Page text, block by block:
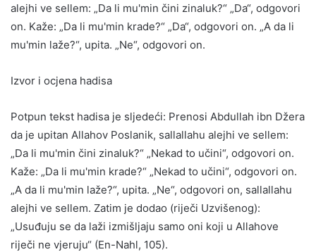
alejhi ve sellem: „Da li mu'min čini zinaluk?“ „Da“, odgovori
on. Kaže: „Da li mu'min krade?“ „Da“, odgovori on. „A da li
mu'min laže?“, upita. „Ne“, odgovori on.
Izvor i ocjena hadisa
Potpun tekst hadisa je sljedeći: Prenosi Abdullah ibn Džera
da je upitan Allahov Poslanik, sallallahu alejhi ve sellem:
„Da li mu'min čini zinaluk?“ „Nekad to učini“, odgovori on.
Kaže: „Da li mu'min krade?“ „Nekad to učini“, odgovori on.
„A da li mu'min laže?“, upita. „Ne“, odgovori on, sallallahu
alejhi ve sellem. Zatim je dodao (riječi Uzvišenog):
„Usuđuju se da laži izmišljaju samo oni koji u Allahove
riječi ne vjeruju“ (En-Nahl, 105).